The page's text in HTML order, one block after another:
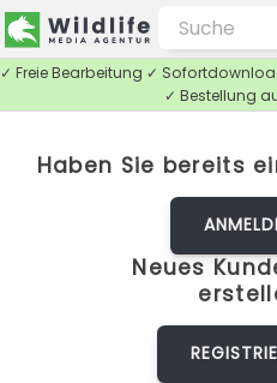
✓ Freie Bearbeitung ✓
✓ Bestellung
Haben Sie bereits
Neues